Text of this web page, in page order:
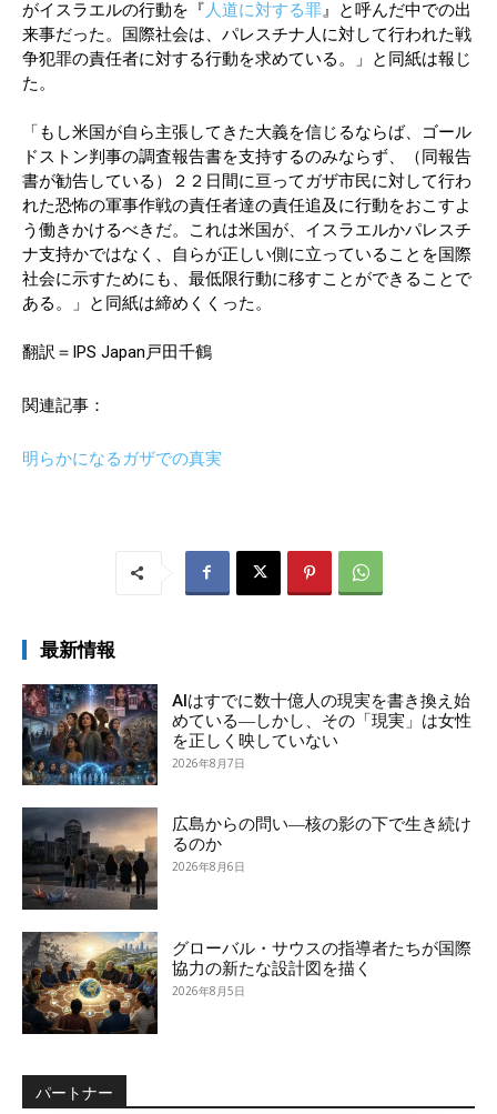
がイスラエルの行動を『人道に対する罪』と呼んだ中での出
来事だった。国際社会は、パレスチナ人に対して行われた戦
争犯罪の責任者に対する行動を求めている。」と同紙は報じ
た。
「もし米国が自ら主張してきた大義を信じるならば、ゴール
ドストン判事の調査報告書を支持するのみならず、（同報告
書が勧告している）２２日間に亘ってガザ市民に対して行わ
れた恐怖の軍事作戦の責任者達の責任追及に行動をおこすよ
う働きかけるべきだ。これは米国が、イスラエルかパレスチ
ナ支持かではなく、自らが正しい側に立っていることを国際
社会に示すためにも、最低限行動に移すことができることで
ある。」と同紙は締めくくった。
翻訳＝IPS Japan戸田千鶴
関連記事：
明らかになるガザでの真実
最新情報
AIはすでに数十億人の現実を書き換え始
めている―しかし、その「現実」は女性
を正しく映していない
2026年8月7日
広島からの問い―核の影の下で生き続け
るのか
2026年8月6日
グローバル・サウスの指導者たちが国際
協力の新たな設計図を描く
2026年8月5日
パートナー